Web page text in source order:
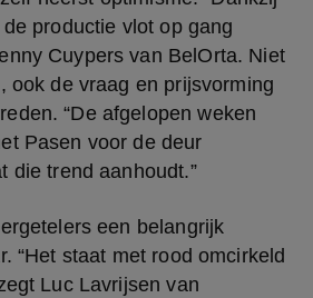
productie vlot op gang
Cuypers van BelOrta. Niet
ook de vraag en prijsvorming
“De afgelopen weken
Pasen voor de deur
die trend aanhoudt.”
een belangrijk
“Het staat met rood omcirkeld
Luc Lavrijsen van